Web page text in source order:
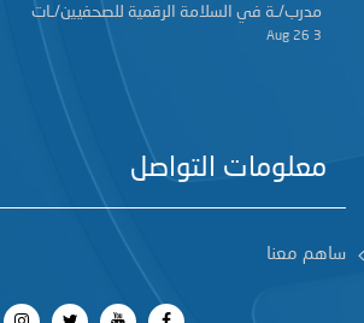
مدرب/ـة في السلامة الرقمية للصحفيين/ـات
3 Aug 26
معلومات التواصل
ساهم معنا